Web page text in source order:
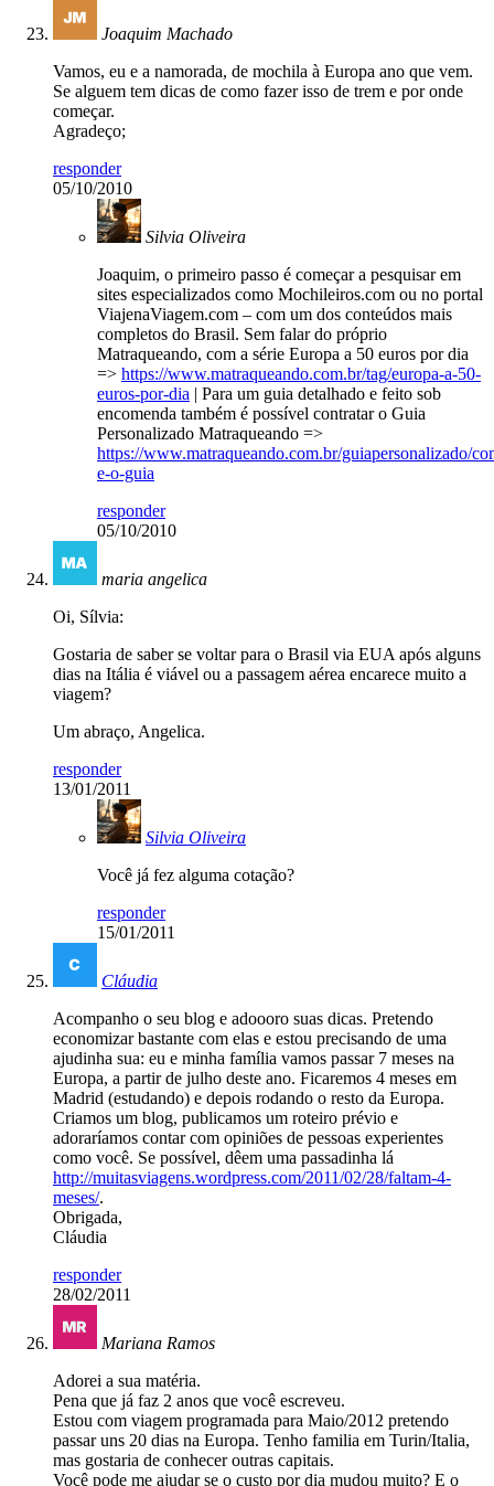
Joaquim Machado
Vamos, eu e a namorada, de mochila à Europa ano que vem.
Se alguem tem dicas de como fazer isso de trem e por onde
começar.
Agradeço;
responder
05/10/2010
Silvia Oliveira
Joaquim, o primeiro passo é começar a pesquisar em
sites especializados como Mochileiros.com ou no portal
ViajenaViagem.com – com um dos conteúdos mais
completos do Brasil. Sem falar do próprio
Matraqueando, com a série Europa a 50 euros por dia
=> https://www.matraqueando.com.br/tag/europa-a-50-
euros-por-dia | Para um guia detalhado e feito sob
encomenda também é possível contratar o Guia
Personalizado Matraqueando =>
https://www.matraqueando.com.br/guiapersonalizado/
e-o-guia
responder
05/10/2010
maria angelica
Oi, Sílvia:
Gostaria de saber se voltar para o Brasil via EUA após alguns
dias na Itália é viável ou a passagem aérea encarece muito a
viagem?
Um abraço, Angelica.
responder
13/01/2011
Silvia Oliveira
Você já fez alguma cotação?
responder
15/01/2011
Cláudia
Acompanho o seu blog e adoooro suas dicas. Pretendo
economizar bastante com elas e estou precisando de uma
ajudinha sua: eu e minha família vamos passar 7 meses na
Europa, a partir de julho deste ano. Ficaremos 4 meses em
Madrid (estudando) e depois rodando o resto da Europa.
Criamos um blog, publicamos um roteiro prévio e
adoraríamos contar com opiniões de pessoas experientes
como você. Se possível, dêem uma passadinha lá
http://muitasviagens.wordpress.com/2011/02/28/faltam-4-
meses/.
Obrigada,
Cláudia
responder
28/02/2011
Mariana Ramos
Adorei a sua matéria.
Pena que já faz 2 anos que você escreveu.
Estou com viagem programada para Maio/2012 pretendo
passar uns 20 dias na Europa. Tenho familia em Turin/Italia,
mas gostaria de conhecer outras capitais.
Você pode me ajudar se o custo por dia mudou muito? E o